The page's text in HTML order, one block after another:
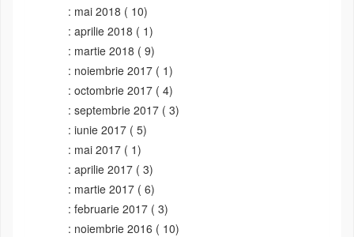
mai 2018 ( 10)
aprilie 2018 ( 1)
martie 2018 ( 9)
noiembrie 2017 ( 1)
octombrie 2017 ( 4)
septembrie 2017 ( 3)
iunie 2017 ( 5)
mai 2017 ( 1)
aprilie 2017 ( 3)
martie 2017 ( 6)
februarie 2017 ( 3)
noiembrie 2016 ( 10)